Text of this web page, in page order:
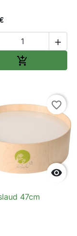



favorite_border
47cm